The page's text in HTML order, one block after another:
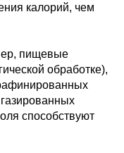
калорий, чем
пищевые
обработке),
способствуют